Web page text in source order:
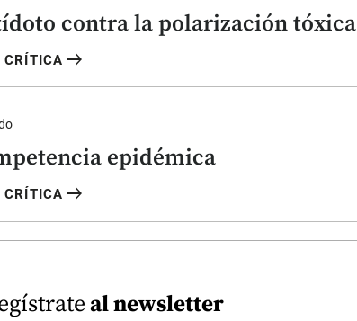
contra la polarización tóxica
CRÍTICA arrow_right_alt
epidémica
CRÍTICA arrow_right_alt
al newsletter